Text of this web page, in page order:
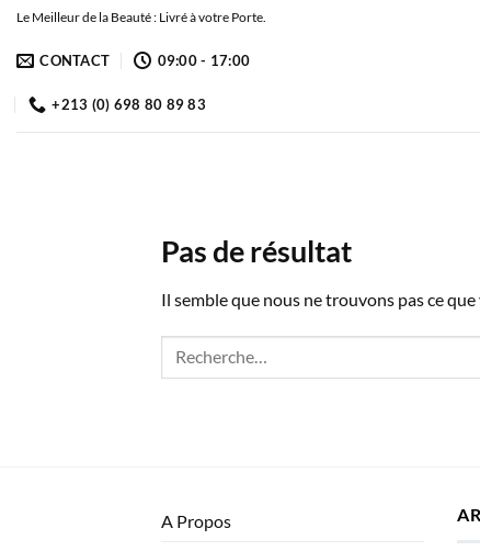
Passer
contenu
Le Meilleur de la Beauté : Livré à votre Porte.
CONTACT 09:00 - 17:00
+213 (0) 698 80 89 83
Pas de résultat
Il semble que nous ne trouvons pas ce
A Propos